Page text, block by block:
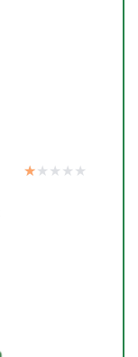
★★★★★
★★★★★